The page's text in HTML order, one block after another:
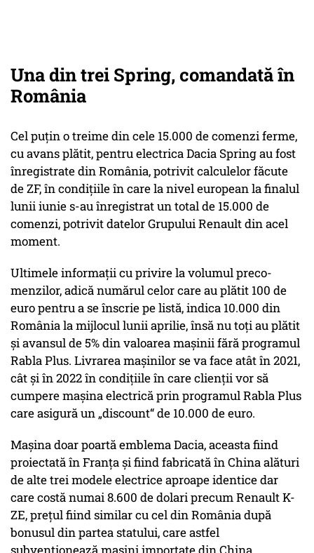
Una din trei Spring, comandată în
România
Cel puţin o treime din cele 15.000 de comenzi ferme,
cu avans plătit, pentru electrica Dacia Spring au fost
înregistrate din România, potrivit calculelor făcute
de ZF, în condiţiile în care la nivel european la finalul
lunii iunie s-au înregistrat un total de 15.000 de
comenzi, potrivit datelor Grupului Renault din acel
moment.
Ultimele informaţii cu privire la volumul preco­
menzilor, adică numărul celor care au plătit 100 de
euro pentru a se înscrie pe listă, indica 10.000 din
România la mijlocul lunii aprilie, însă nu toţi au plătit
şi avansul de 5% din valoarea maşinii fără programul
Rabla Plus. Livrarea maşinilor se va face atât în 2021,
cât şi în 2022 în condiţiile în care clienţii vor să
cumpere maşina electrică prin programul Rabla Plus
care asigură un „discount“ de 10.000 de euro.
Maşina doar poartă emblema Dacia, aceasta fiind
proiectată în Franţa şi fiind fabricată în China alături
de alte trei modele electrice aproape identice dar
care costă numai 8.600 de dolari precum Renault K-
ZE, preţul fiind similar cu cel din România după
bonusul din partea statului, care astfel